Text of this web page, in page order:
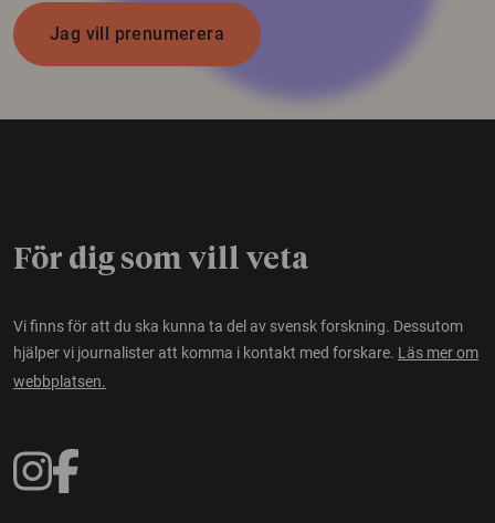
Jag vill prenumerera
För dig som vill veta
Vi finns för att du ska kunna ta del av svensk forskning. Dessutom
hjälper vi journalister att komma i kontakt med forskare. Läs mer om
webbplatsen.